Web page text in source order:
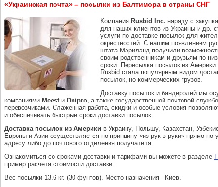
«Украинская почта» – посылки из Балтимора в страны СНГ
Компания Rusbid Inc. наряду с
для наших клиентов из Украины и др.
услуги по доставке посылок для
окрестностей. С нашим появлением
штата Мэрилэнд получили
своим родственникам и друзьям по
сроки. Пересылка посылок из
Rusbid стала популярным видом
посылок, но коммерческих грузов.
Доставку посылок и бандеролей мы
компаниями Meestи Dnipro, а также государственной почтовой
перевозчиками. Слаженная работа, скидки и особые условия
и обеспечивать быстрые сроки доставки посылок.
Доставка посылок из Америки в Украину, Польшу, Казахстан,
Европы и Азии осуществляется по принципу «из рук в руки» прямо по
адресу либо до почтового отделения получателя.
Ознакомиться со сроками доставки и тарифами вы можете в разделе
пример расчета стоимости доставки:
Вес посылки 13.6 кг. (30 фунтов). Место назначения - Киев.